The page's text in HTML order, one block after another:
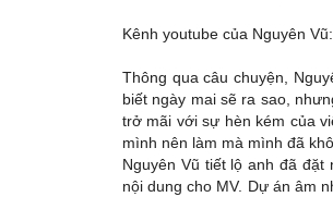
Kênh youtube của Nguyên Vũ:
Thông qua câu chuyện,
biết ngày mai sẽ ra sao,
trở mãi với sự hèn kém của
mình nên làm mà mình đã
Nguyên Vũ tiết lộ anh đã
nội dung cho MV. Dự án âm